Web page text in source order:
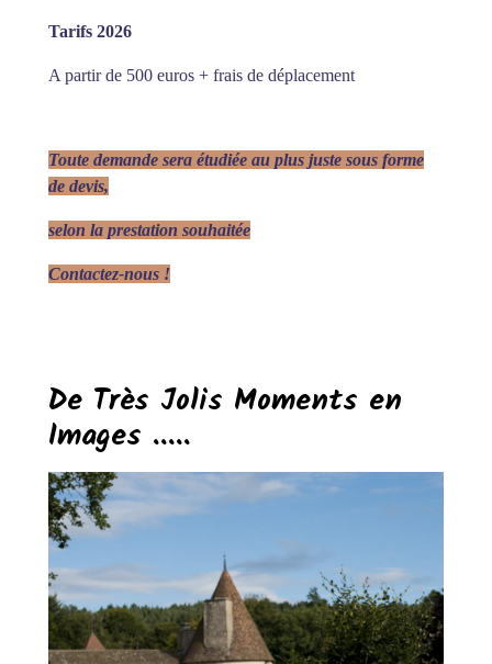
Tarifs 2026
A partir de 500 euros + frais de déplacement
Toute demande sera étudiée au plus juste sous forme
de devis,
selon la prestation souhaitée
Contactez-nous !
De Très Jolis Moments en
Images .....